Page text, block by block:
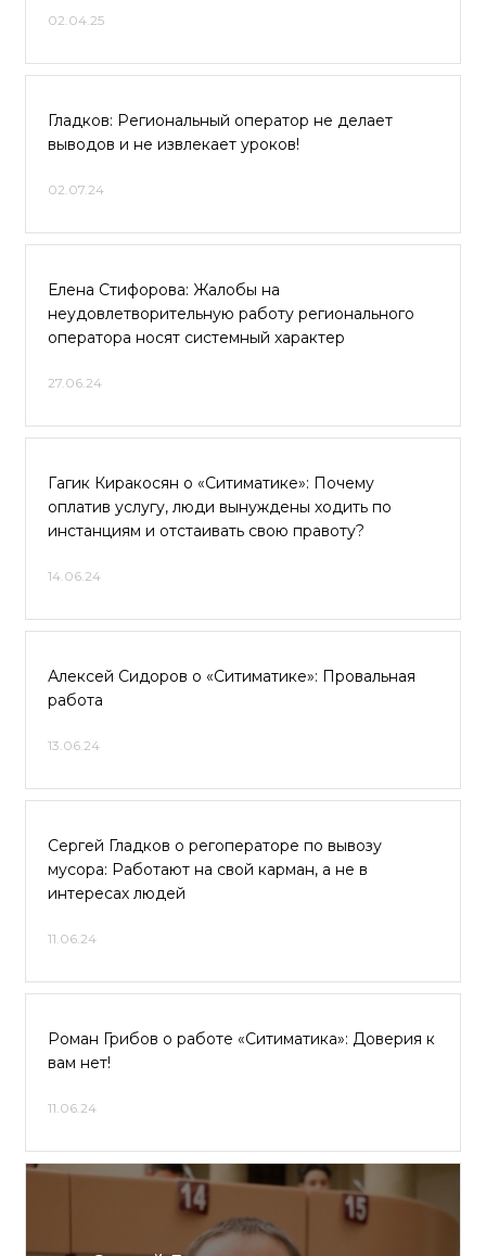
02.04.25
Гладков: Региональный оператор не делает
выводов и не извлекает уроков!
02.07.24
Елена Стифорова: Жалобы на
неудовлетворительную работу регионального
оператора носят системный характер
27.06.24
Гагик Киракосян о «Ситиматике»: Почему
оплатив услугу, люди вынуждены ходить по
инстанциям и отстаивать свою правоту?
14.06.24
Алексей Сидоров о «Ситиматике»: Провальная
работа
13.06.24
Сергей Гладков о регоператоре по вывозу
мусора: Работают на свой карман, а не в
интересах людей
11.06.24
Роман Грибов о работе «Ситиматика»: Доверия к
вам нет!
11.06.24